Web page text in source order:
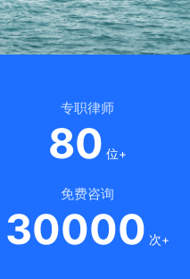
专职律师
80 位+
免费咨询
30000 次+